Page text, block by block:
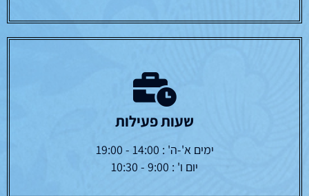
שעות פעילות
ימים א'-ה' : 14:00 - 19:00
יום ו' : 9:00 - 10:30